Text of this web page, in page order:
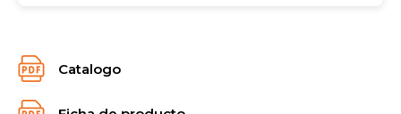
Catalogo